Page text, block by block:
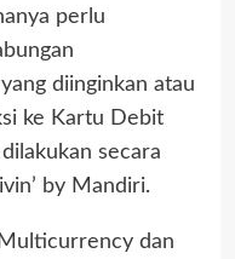
perlu
diinginkan atau
ke Kartu Debit
secara
by Mandiri.
dan